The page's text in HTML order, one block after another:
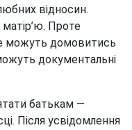
відносин.
Проте
можуть домовитись
документальні
батькам —
Після усвідомлення